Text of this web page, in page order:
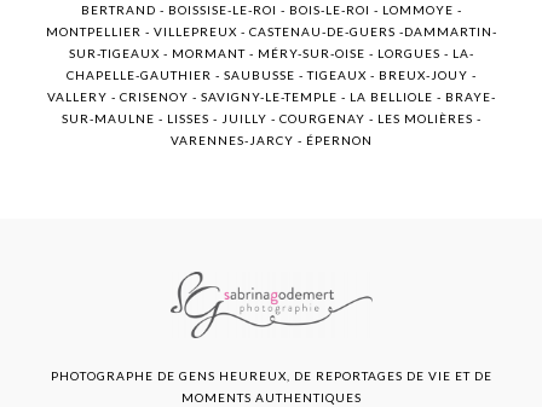
BERTRAND - BOISSISE-LE-ROI - BOIS-LE-ROI - LOMMOYE -
MONTPELLIER - VILLEPREUX - CASTENAU-DE-GUERS -DAMMARTIN-
SUR-TIGEAUX - MORMANT - MÉRY-SUR-OISE - LORGUES - LA-
CHAPELLE-GAUTHIER - SAUBUSSE - TIGEAUX - BREUX-JOUY -
VALLERY - CRISENOY - SAVIGNY-LE-TEMPLE - LA BELLIOLE - BRAYE-
SUR-MAULNE - LISSES - JUILLY - COURGENAY - LES MOLIÈRES -
VARENNES-JARCY - ÉPERNON
PHOTOGRAPHE DE GENS HEUREUX, DE REPORTAGES DE VIE ET DE
MOMENTS AUTHENTIQUES